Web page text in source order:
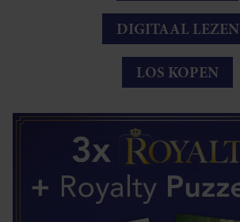
DIGITAAL LEZEN
LOS KOPEN